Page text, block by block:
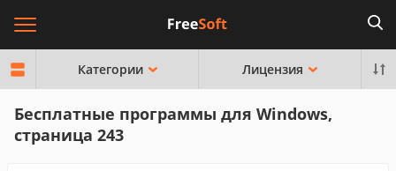
Категории Лицензия
Бесплатные программы для Windows,
страница 243